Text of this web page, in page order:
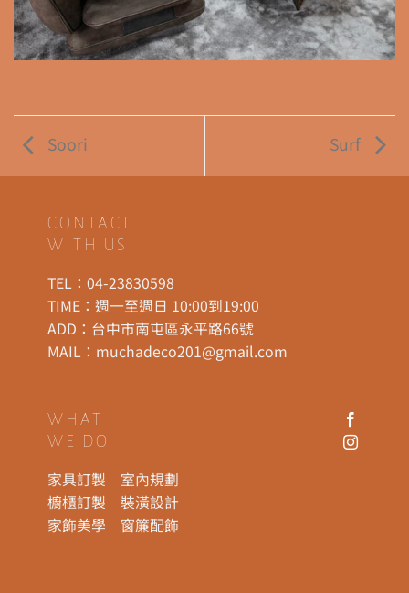
Soori Surf
CONTACT
WITH US
TEL：04-23830598
TIME：週一至週日 10:00到19:00
ADD： 台中市南屯區永平路66號
MAIL： muchadeco201@gmail.com
WHAT
WE DO
家具訂製
室內規劃
櫥櫃訂製
裝潢設計
家飾美學
窗簾配飾